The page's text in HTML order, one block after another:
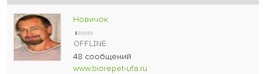
Новичок
48 сообщений
www.biorepet-ufa.ru